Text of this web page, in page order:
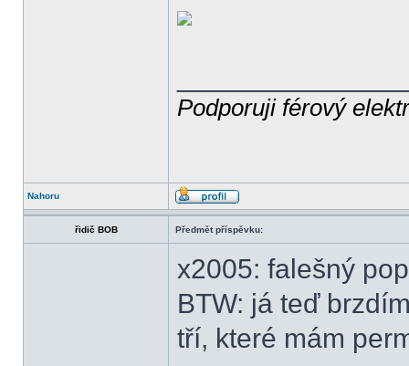
Podporuji férový
Nahoru
řidič BOB Předmět příspěvku:
x2005: falešný
BTW: já teď
tří, které mám